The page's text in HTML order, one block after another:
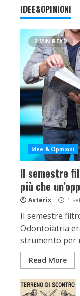
IDEE&OPINIONI
2 MIN READ
Idee & Opinioni
Il semestre
più che
Asterix 1
Il semestre
Odontoiatria
strumento per
Read More